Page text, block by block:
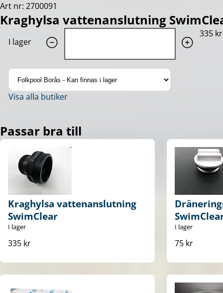
Art nr: 2700091
Kraghylsa vattenanslutning
I lager
335 kr
Visa alla butiker
Passar bra till
Kraghylsa vattenanslutning
SwimClear
I lager
335 kr
I lager
75 kr